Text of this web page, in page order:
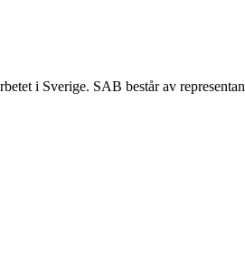
i Sverige. SAB består av